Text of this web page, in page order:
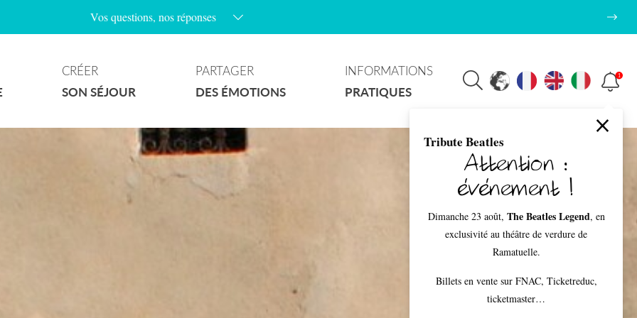
Vos questions, nos réponses
Les chiens sont-ils admis sur les plages ?
Y’a t’il des plages naturistes à Ramatuelle ?
Où puis-je stationner avec mon camping-car ?
Les plages sont-elles surveillées ?
Quelles randonnées puis-je faire à Ramatuelle ?
Y’a-t-il un wifi gratuit au village ?
CRÉER
SON SÉJOUR
PARTAGER
DES ÉMOTIONS
INFORMATIONS
PRATIQUES
1
Tribute Beatles
Attention :
événement !
Dimanche 23 août, The Beatles Legend, en
exclusivité au théâtre de verdure de
Ramatuelle.
Billets en vente sur FNAC, Ticketreduc,
ticketmaster…